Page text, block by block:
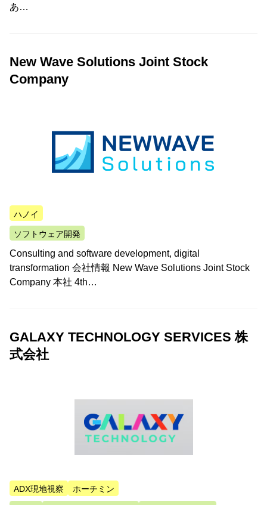
あ…
New Wave Solutions Joint Stock
Company
ハノイ
ソフトウェア開発
Consulting and software development, digital
transformation 会社情報 New Wave Solutions Joint Stock
Company 本社 4th…
GALAXY TECHNOLOGY SERVICES 株
式会社
ADX現地視察 ホーチミン